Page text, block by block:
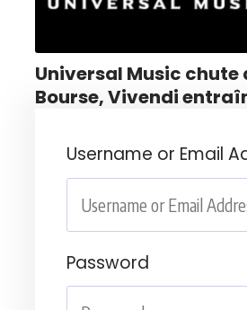
Universal Music chute
Bourse, Vivendi
Username or Email
Password